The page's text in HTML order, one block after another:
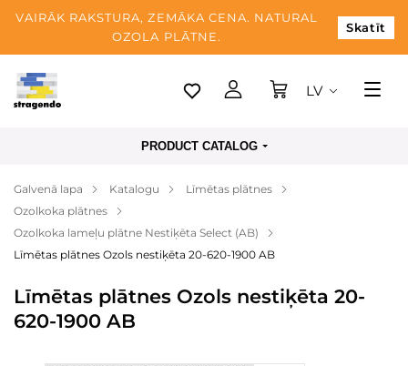
VAIRĀK RAKSTURA, ZEMĀKA CENA. NATURAL
OZOLA PLĀTNE.
Skatīt
Tallina
Apmaksa
Par mums
Blogs
Kontaktinformācija
LV
PRODUCT CATALOG
Galvenā lapa Katalogu
Līmētas plātnes
Ozolkoka plātnes
Ozolkoka lameļu plātne Nestiķēta Select (AB)
Līmētas plātnes Ozols nestiķēta 20-620-1900 AB
Līmētas plātnes Ozols nestiķēta 20-
620-1900 AB